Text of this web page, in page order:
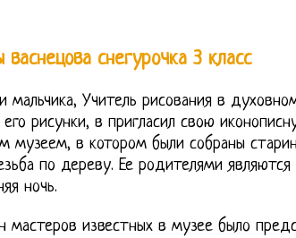
снегурочка 3 класс
мальчика, Учитель рисования в
рисунки, в пригласил свою
музеем, в котором были собраны
по дереву. Ее родителями
ночь.
мастеров известных в музее было